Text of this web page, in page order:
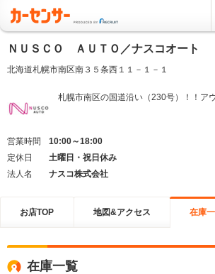
ＮＵＳＣＯ ＡＵＴＯ／ナスコオート
北海道札幌市南区南３５条西１１－１－１
札幌市南区の国道沿い（230号）！！ア
営業時間
10:00～18:00
定休日
土曜日・祝日休み
法人名
ナスコ株式会社
お店TOP 地図&アクセス 在庫
在庫一覧